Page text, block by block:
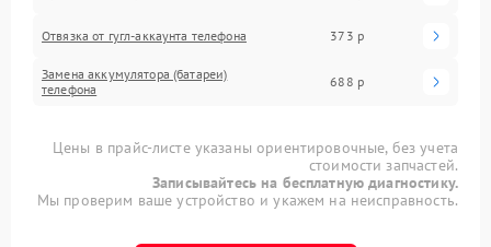
Отвязка от гугл-аккаунта телефона 373 р
Замена аккумулятора (батареи)
телефона
688 р
Цены в прайс-листе указаны ориентировочные, без учета
стоимости запчастей.
Записывайтесь на бесплатную диагностику.
Мы проверим ваше устройство и укажем на неисправность.